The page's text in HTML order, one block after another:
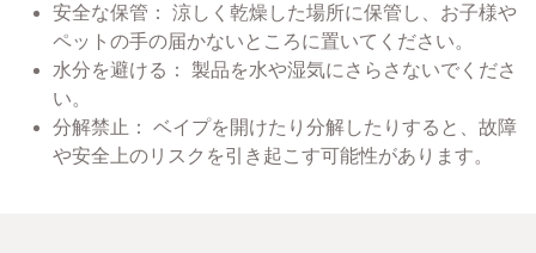
安全な保管： 涼しく乾燥した場所に保管し、お子様や
ペットの手の届かないところに置いてください。
水分を避ける： 製品を水や湿気にさらさないでくださ
い。
分解禁止： ベイプを開けたり分解したりすると、故障
や安全上のリスクを引き起こす可能性があります。